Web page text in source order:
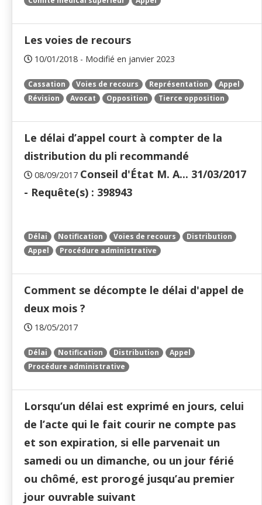
Les voies de recours
10/01/2018 - Modifié en janvier 2023
Cassation Voies de recours Représentation
Appel
Révision
Avocat Opposition Tierce opposition
Le délai d’appel court à compter de la
distribution du pli recommandé
08/09/2017 Conseil d'État M. A... 31/03/2017
- Requête(s) : 398943
Délai Notification Voies de recours
Distribution
Appel
Procédure administrative
Comment se décompte le délai d'appel de
deux mois ?
18/05/2017
Délai Notification Distribution
Appel
Procédure administrative
Lorsqu’un délai est exprimé en jours, celui
de l’acte qui le fait courir ne compte pas
et son expiration, si elle parvenait un
samedi ou un dimanche, ou un jour férié
ou chômé, est prorogé jusqu’au premier
jour ouvrable suivant